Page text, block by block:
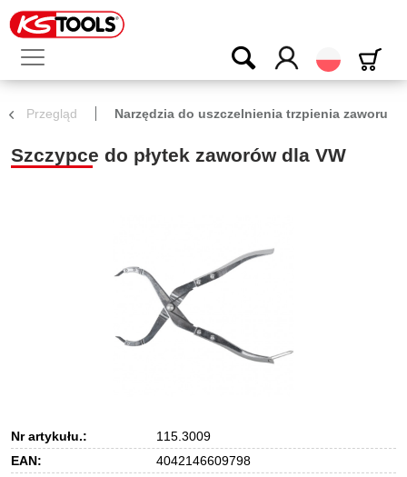
Polski
Przegląd Narzędzia do uszczelnienia trzpienia zaworu
Szczypce do płytek zaworów dla VW
Nr artykułu.:
115.3009
EAN:
4042146609798